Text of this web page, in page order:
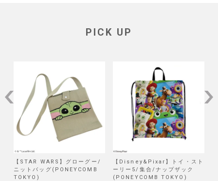
PICK UP
【STAR WARS】グローグー/
ニットバッグ(PONEYCOMB
TOKYO)
【Disney&Pixar】トイ・スト
ーリー5/集合/ナップザック
(PONEYCOMB TOKYO)